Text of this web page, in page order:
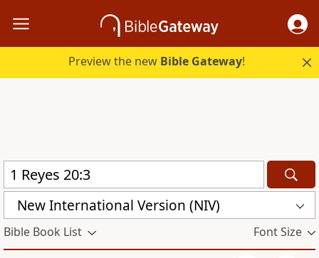
Preview the new Bible Gateway!
New International Version (NIV)
Bible Book List Font Size